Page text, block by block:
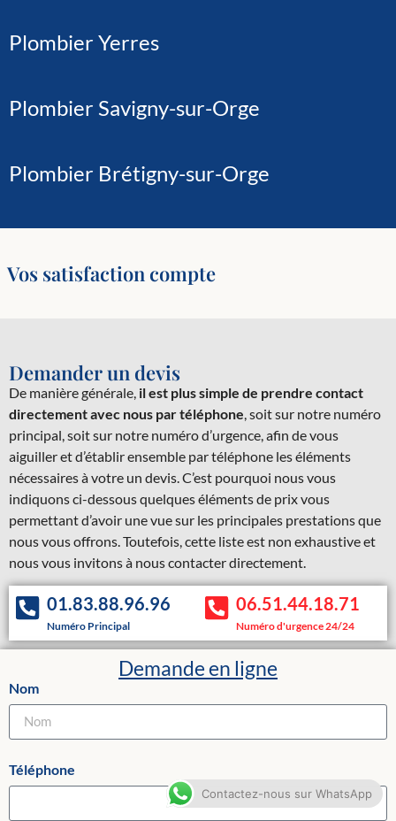
Plombier Yerres
Plombier Savigny-sur-Orge
Plombier Brétigny-sur-Orge
Vos satisfaction compte
Demander un devis
De manière générale, il est plus simple de prendre contact
directement avec nous par téléphone , soit sur notre numéro
principal, soit sur notre numéro d’urgence, afin de vous
aiguiller et d’établir ensemble par téléphone les éléments
nécessaires à votre un devis. C’est pourquoi nous vous
indiquons ci-dessous quelques éléments de prix vous
permettant d’avoir une vue sur les principales prestations que
nous vous offrons. Toutefois, cette liste est non exhaustive et
nous vous invitons à nous contacter directement.
01.83.88.96.96
Numéro Principal
06.51.44.18.71
Numéro d'urgence 24/24
Demande en ligne
Nom
Téléphone
Contactez-nous sur WhatsApp